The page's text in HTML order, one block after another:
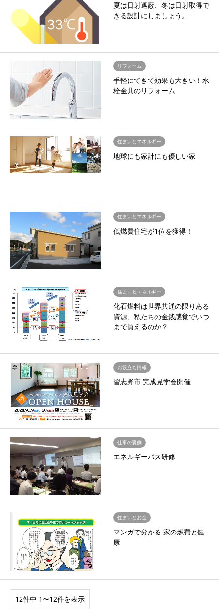
夏は日射遮蔽、冬は日射取得で
きる設計にしましょう。
リフォーム
手軽にできて効果も大きい！水
栓金具のリフォーム
住まいとエネルギー
地球にも家計にも優しい家
住まいとエネルギー
低燃費住宅が1位を獲得！
住まいとエネルギー
化石燃料は世界共通の限りある
資源、私たちの金銭感覚でいつ
まで買えるのか？
お役立ち情報
習志野市 完成見学会開催
仕事の裏側
エネルギーパス研修
住まいとお金
マンガで分かる 家の燃費と健
康
12件中 1〜12件を表示